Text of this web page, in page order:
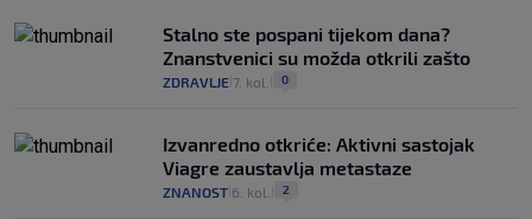
Stalno ste pospani tijekom dana?
Znanstvenici su možda otkrili zašto
ZDRAVLJE 7. kol. 0
Izvanredno otkriće: Aktivni sastojak
Viagre zaustavlja metastaze
ZNANOST 6. kol. 2